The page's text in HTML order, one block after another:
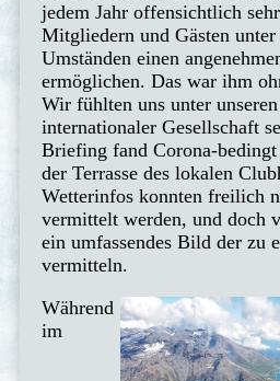
jedem Jahr offensichtlich
Mitgliedern und Gästen unter
Umständen einen
ermöglichen. Das war ihm
Wir fühlten uns unter
internationaler Gesellschaft
Briefing fand Corona-
der Terrasse des lokalen
Wetterinfos konnten freilich
vermittelt werden, und doch
ein umfassendes Bild der zu
vermitteln.
Während
im